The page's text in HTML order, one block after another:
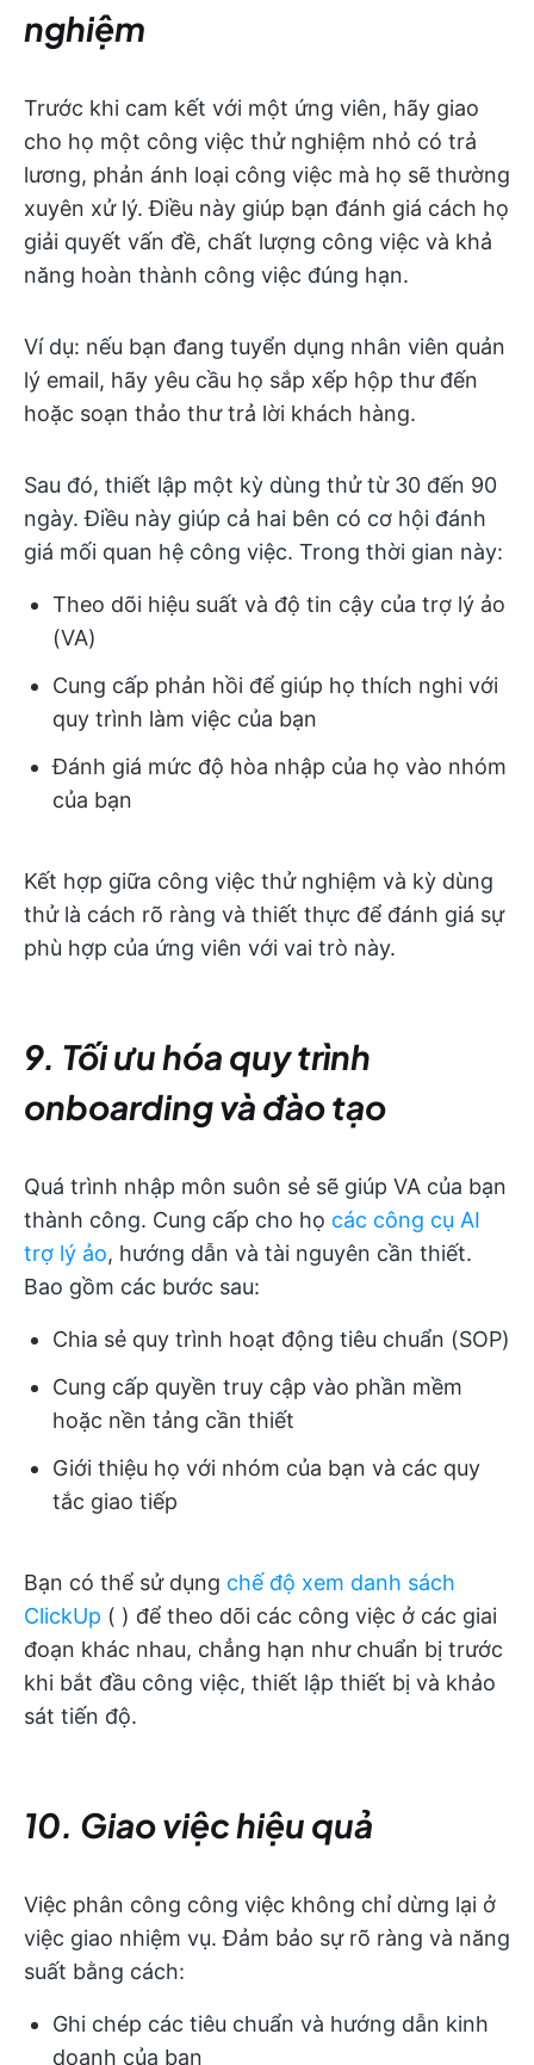
nghiệm
Trước khi cam kết với một ứng viên, hãy giao
cho họ một công việc thử nghiệm nhỏ có trả
lương, phản ánh loại công việc mà họ sẽ thường
xuyên xử lý. Điều này giúp bạn đánh giá cách họ
giải quyết vấn đề, chất lượng công việc và khả
năng hoàn thành công việc đúng hạn.
Ví dụ: nếu bạn đang tuyển dụng nhân viên quản
lý email, hãy yêu cầu họ sắp xếp hộp thư đến
hoặc soạn thảo thư trả lời khách hàng.
Sau đó, thiết lập một kỳ dùng thử từ 30 đến 90
ngày. Điều này giúp cả hai bên có cơ hội đánh
giá mối quan hệ công việc. Trong thời gian này:
Theo dõi hiệu suất và độ tin cậy của trợ lý ảo
(VA)
Cung cấp phản hồi để giúp họ thích nghi với
quy trình làm việc của bạn
Đánh giá mức độ hòa nhập của họ vào nhóm
của bạn
Kết hợp giữa công việc thử nghiệm và kỳ dùng
thử là cách rõ ràng và thiết thực để đánh giá sự
phù hợp của ứng viên với vai trò này.
9. Tối ưu hóa quy trình
onboarding và đào tạo
Quá trình nhập môn suôn sẻ sẽ giúp VA của bạn
thành công. Cung cấp cho họ các công cụ AI
trợ lý ảo, hướng dẫn và tài nguyên cần thiết.
Bao gồm các bước sau:
Chia sẻ quy trình hoạt động tiêu chuẩn (SOP)
Cung cấp quyền truy cập vào phần mềm
hoặc nền tảng cần thiết
Giới thiệu họ với nhóm của bạn và các quy
tắc giao tiếp
Bạn có thể sử dụng chế độ xem danh sách
ClickUp ( ) để theo dõi các công việc ở các giai
đoạn khác nhau, chẳng hạn như chuẩn bị trước
khi bắt đầu công việc, thiết lập thiết bị và khảo
sát tiến độ.
10. Giao việc hiệu quả
Việc phân công công việc không chỉ dừng lại ở
việc giao nhiệm vụ. Đảm bảo sự rõ ràng và năng
suất bằng cách:
Ghi chép các tiêu chuẩn và hướng dẫn kinh
doanh của bạn